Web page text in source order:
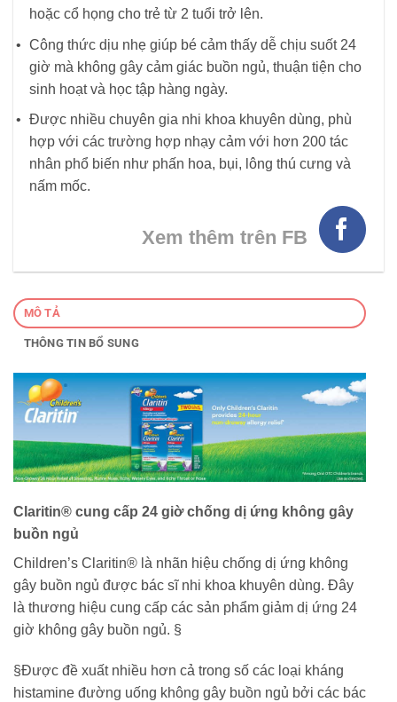
hoặc cổ họng cho trẻ từ 2 tuổi trở lên.
Công thức dịu nhẹ giúp bé cảm thấy dễ chịu suốt 24
giờ mà không gây cảm giác buồn ngủ, thuận tiện cho
sinh hoạt và học tập hàng ngày.
Được nhiều chuyên gia nhi khoa khuyên dùng, phù
hợp với các trường hợp nhạy cảm với hơn 200 tác
nhân phổ biến như phấn hoa, bụi, lông thú cưng và
nấm mốc.
Xem thêm trên FB
MÔ TẢ
THÔNG TIN BỔ SUNG
Claritin® cung cấp 24 giờ chống dị ứng không gây
buồn ngủ
Children’s Claritin® là nhãn hiệu chống dị ứng không
gây buồn ngủ được bác sĩ nhi khoa khuyên dùng. Đây
là thương hiệu cung cấp các sản phẩm giảm dị ứng 24
giờ không gây buồn ngủ. §
§Được đề xuất nhiều hơn cả trong số các loại kháng
histamine đường uống không gây buồn ngủ bởi các bác